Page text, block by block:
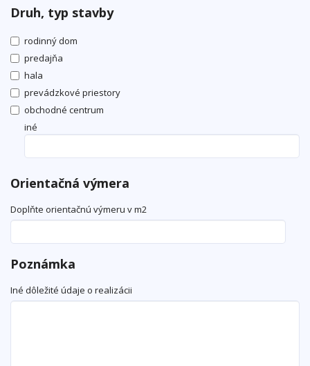
Druh, typ stavby
rodinný dom
predajňa
hala
prevádzkové priestory
obchodné centrum
iné
Orientačná výmera
Doplňte orientačnú výmeru v m2
Poznámka
Iné dôležité údaje o realizácii